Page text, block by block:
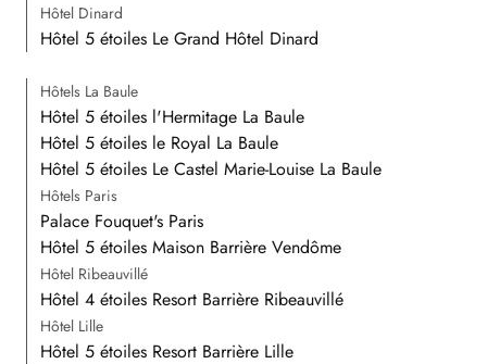
Hôtel Dinard
Hôtel 5 étoiles Le Grand Hôtel Dinard
Hôtels La Baule
Hôtel 5 étoiles l'Hermitage La Baule
Hôtel 5 étoiles le Royal La Baule
Hôtel 5 étoiles Le Castel Marie-Louise La Baule
Hôtels Paris
Palace Fouquet's Paris
Hôtel 5 étoiles Maison Barrière Vendôme
Hôtel Ribeauvillé
Hôtel 4 étoiles Resort Barrière Ribeauvillé
Hôtel Lille
Hôtel 5 étoiles Resort Barrière Lille